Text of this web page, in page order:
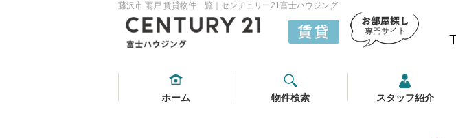
藤沢市 雨戸 賃貸物件一覧｜センチュリー21富士ハウジング
ホーム 物件検索 スタッフ紹介